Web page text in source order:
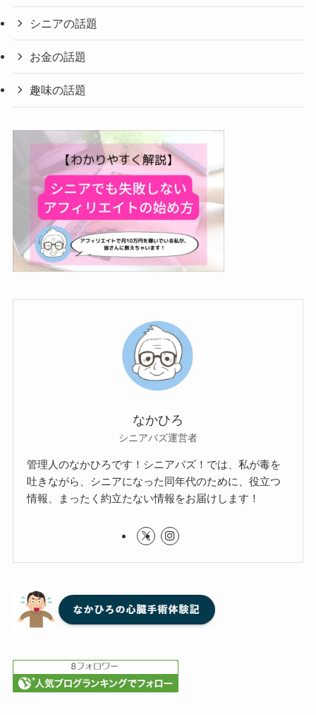
シニアの話題
お金の話題
趣味の話題
なかひろ
シニアバズ運営者
管理人のなかひろです！シニアバズ！では、私が毒を
吐きながら、シニアになった同年代のために、役立つ
情報、まったく約立たない情報をお届けします！